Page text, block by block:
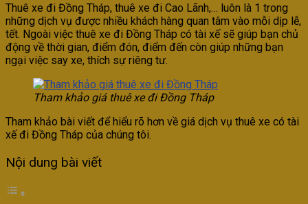
Thuê xe đi Đồng Tháp, thuê xe đi Cao Lãnh,… luôn là 1 trong
những dịch vụ được nhiều khách hàng quan tâm vào mỗi dịp lễ,
tết. Ngoài việc thuê xe đi Đồng Tháp có tài xế sẽ giúp bạn chủ
động về thời gian, điểm đón, điểm đến còn giúp những bạn
ngại việc say xe, thích sự riêng tư.
Tham khảo giá thuê xe đi Đồng Tháp
Tham khảo bài viết để hiểu rõ hơn về giá dịch vụ thuê xe có tài
xế đi Đồng Tháp của chúng tôi.
Nội dung bài viết